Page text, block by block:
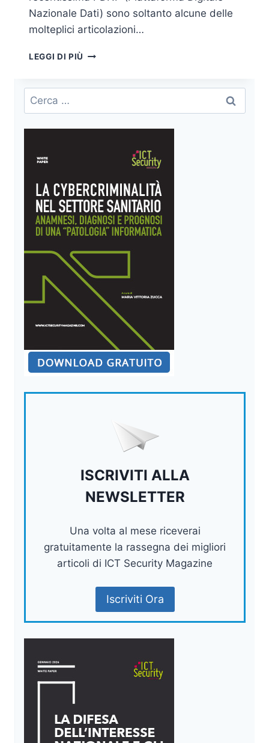
Nazionale Dati) sono soltanto alcune delle
molteplici articolazioni…
LEGGI DI PIÙ ATTACCHI
ALLA
AMMINISTRAZIONE
(PA),
CONTROMISURE
Ricerca
per:
ISCRIVITI ALLA
NEWSLETTER
Una volta al mese riceverai
gratuitamente la rassegna dei migliori
articoli di ICT Security Magazine
Iscriviti Ora